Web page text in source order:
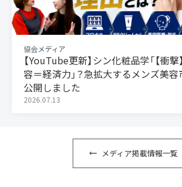
協会メディア
【YouTube更新】シン化粧品学「【衝撃
容＝経済力」？急拡大するメンズ美容
公開しました
2026.07.13
メディア掲載情報一覧